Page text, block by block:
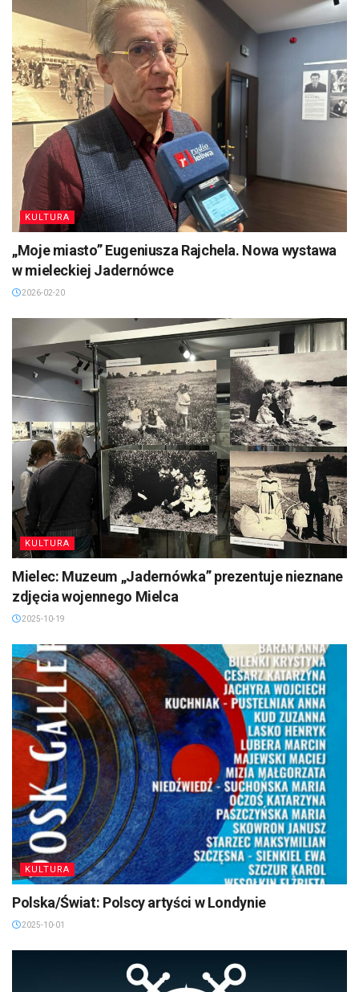
KULTURA
„Moje miasto” Eugeniusza Rajchela. Nowa wystawa
w mieleckiej Jadernówce
2026-02-20
KULTURA
Mielec: Muzeum „Jadernówka” prezentuje nieznane
zdjęcia wojennego Mielca
2025-10-19
KULTURA
Polska/Świat: Polscy artyści w Londynie
2025-10-01